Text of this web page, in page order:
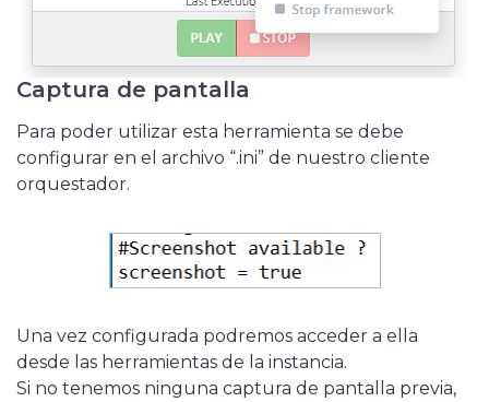
Captura de pantalla
Para poder utilizar esta herramienta se debe
configurar en el archivo “.ini” de nuestro cliente
orquestador.
Una vez configurada podremos acceder a ella
desde las herramientas de la instancia.
Si no tenemos ninguna captura de pantalla previa,